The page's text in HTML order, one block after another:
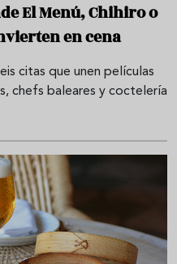
El Menú, Chihiro o
en cena
citas que unen películas
chefs baleares y coctelería